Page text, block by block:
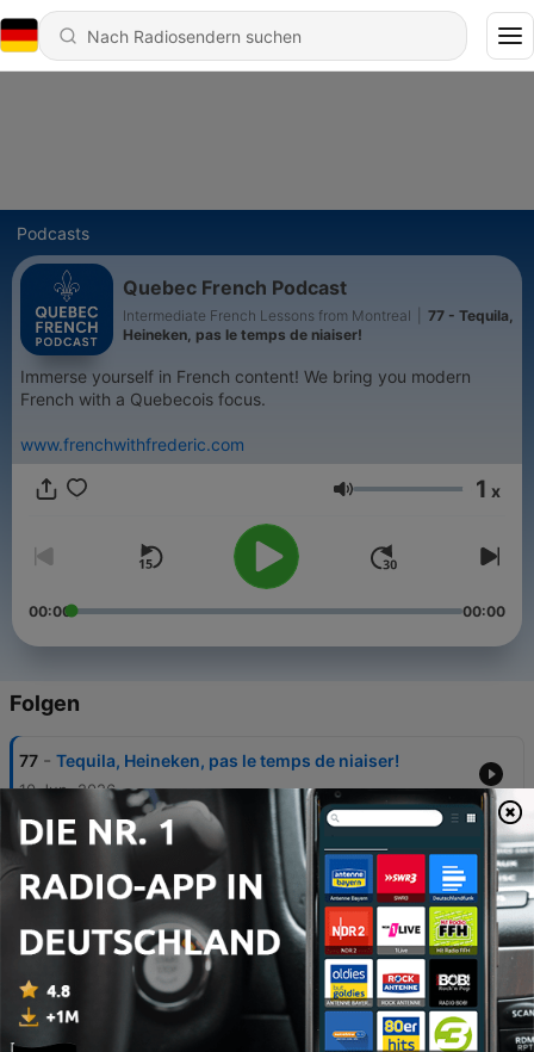
Podcasts
Quebec French Podcast
Intermediate French Lessons from Montreal
77 - Tequila,
Heineken, pas le temps de niaiser!
Immerse yourself in French content! We bring you modern
French with a Quebecois focus.
www.frenchwithfrederic.com
Lautstärke 1 x
00:00 00:00
Folgen
77 - Tequila, Heineken, pas le temps de niaiser!
10 Jun. 2026
76 Montréal ou Québec? (pour une immersion)
Ce qui me fait vibrer à Montréal
22 Mai 2026
74 - Why don't Québécois identify as Canadians?
12 Mai 2026